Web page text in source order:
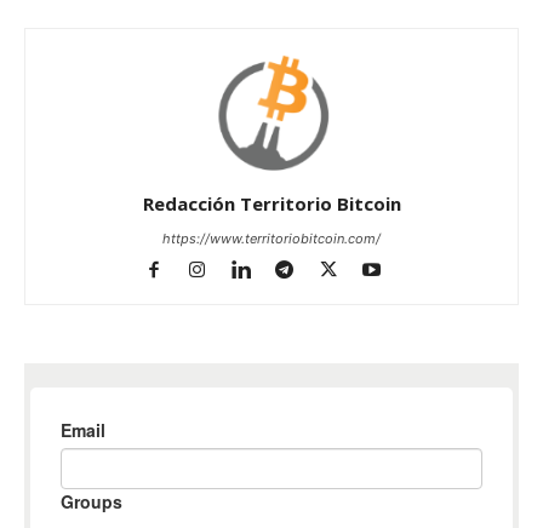
Redacción Territorio Bitcoin
https://www.territoriobitcoin.com/